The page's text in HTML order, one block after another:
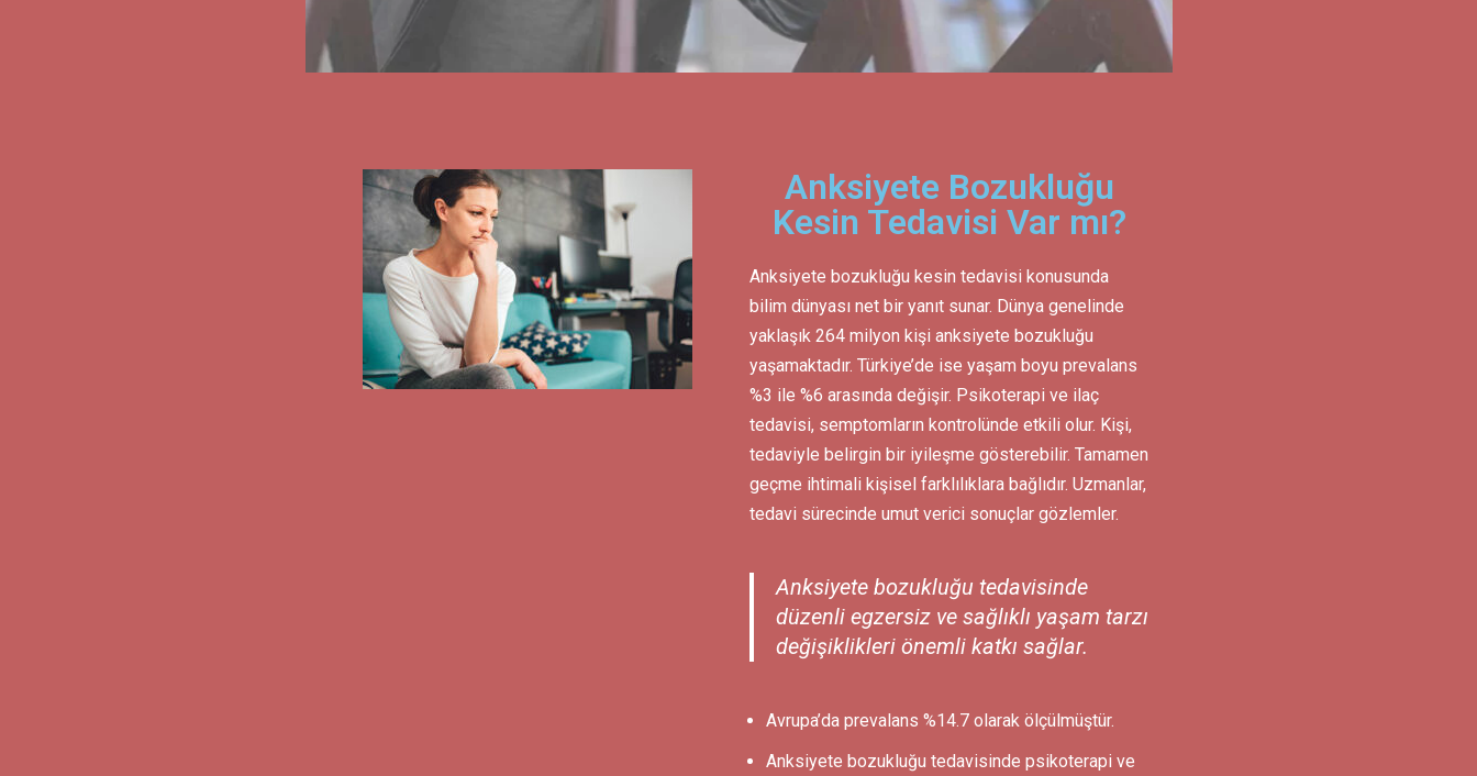
Anksiyete Bozukluğu
Kesin Tedavisi Var mı?
Anksiyete bozukluğu kesin tedavisi konusunda
bilim dünyası net bir yanıt sunar. Dünya genelinde
yaklaşık 264 milyon kişi anksiyete bozukluğu
yaşamaktadır. Türkiye’de ise yaşam boyu prevalans
%3 ile %6 arasında değişir. Psikoterapi ve ilaç
tedavisi, semptomların kontrolünde etkili olur. Kişi,
tedaviyle belirgin bir iyileşme gösterebilir. Tamamen
geçme ihtimali kişisel farklılıklara bağlıdır. Uzmanlar,
tedavi sürecinde umut verici sonuçlar gözlemler.
Anksiyete bozukluğu tedavisinde
düzenli egzersiz ve sağlıklı yaşam tarzı
değişiklikleri önemli katkı sağlar.
Avrupa’da prevalans %14.7 olarak ölçülmüştür.
Anksiyete bozukluğu tedavisinde psikoterapi ve